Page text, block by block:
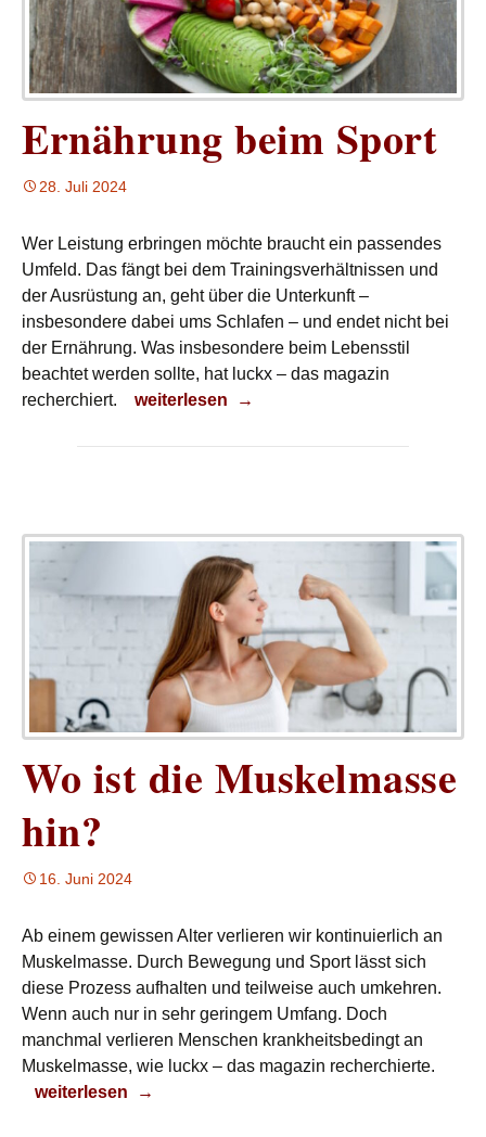
Ernährung beim Sport
28. Juli 2024
Wer Leistung erbringen möchte braucht ein passendes
Umfeld. Das fängt bei dem Trainingsverhältnissen und
der Ausrüstung an, geht über die Unterkunft –
insbesondere dabei ums Schlafen – und endet nicht bei
der Ernährung. Was insbesondere beim Lebensstil
beachtet werden sollte, hat luckx – das magazin
recherchiert.
Ernährung beim Sport
weiterlesen →
Wo ist die Muskelmasse
hin?
16. Juni 2024
Ab einem gewissen Alter verlieren wir kontinuierlich an
Muskelmasse. Durch Bewegung und Sport lässt sich
diese Prozess aufhalten und teilweise auch umkehren.
Wenn auch nur in sehr geringem Umfang. Doch
manchmal verlieren Menschen krankheitsbedingt an
Muskelmasse, wie luckx – das magazin recherchierte.
Wo ist die Muskelmasse hin?
weiterlesen →